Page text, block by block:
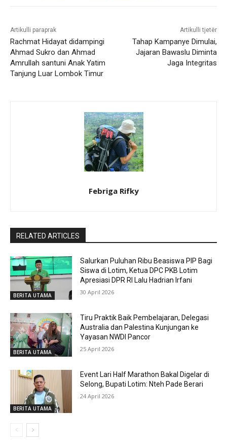
Artikulli paraprak
Rachmat Hidayat didampingi
Ahmad Sukro dan Ahmad
Amrullah santuni Anak Yatim
Tanjung Luar Lombok Timur
Artikulli tjetër
Tahap Kampanye Dimulai,
Jajaran Bawaslu Diminta
Jaga Integritas
Febriga Rifky
RELATED ARTICLES
BERITA UTAMA
Salurkan Puluhan Ribu Beasiswa PIP Bagi
Siswa di Lotim, Ketua DPC PKB Lotim
Apresiasi DPR RI Lalu Hadrian Irfani
30 April 2026
BERITA UTAMA
Tiru Praktik Baik Pembelajaran, Delegasi
Australia dan Palestina Kunjungan ke
Yayasan NWDI Pancor
25 April 2026
BERITA UTAMA
Event Lari Half Marathon Bakal Digelar di
Selong, Bupati Lotim: Nteh Pade Berari
24 April 2026